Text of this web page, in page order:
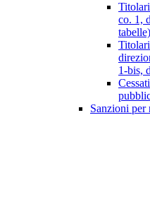
co. 1,
tabelle)
1-bis,
Sanzioni per